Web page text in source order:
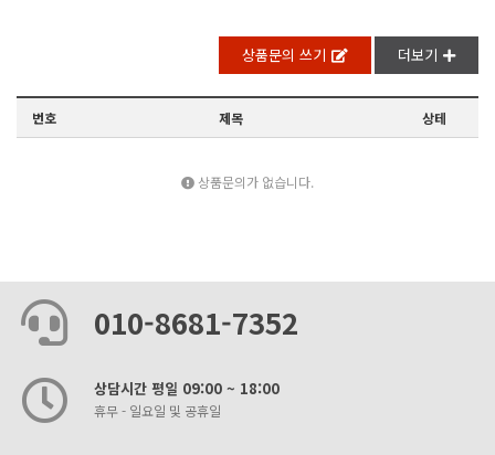
상품문의 쓰기 더보기
번호 제목 상테
상품문의가 없습니다.
010-8681-7352
상담시간 평일 09:00 ~ 18:00
휴무 - 일요일 및 공휴일